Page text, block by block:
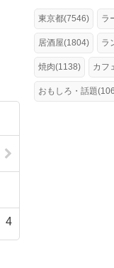
4
東京都(7546) ラ
居酒屋(1804) ラ
焼肉(1138) カフ
おもしろ・話題